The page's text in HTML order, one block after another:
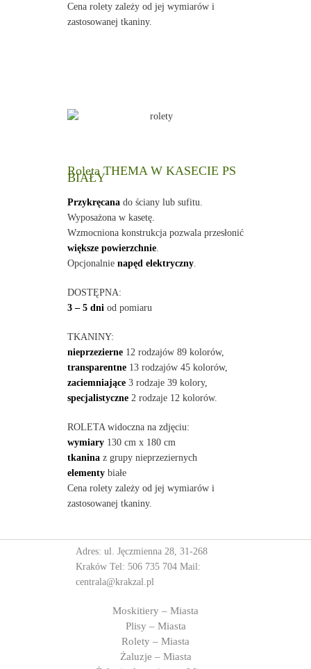
Cena rolety zależy od jej wymiarów i
zastosowanej tkaniny.
Roleta THEMA W KASECIE PS
BIAŁY
Przykręcanado ściany lub sufitu.
Wyposażona w kasetę.
Wzmocniona konstrukcja pozwala przesłonić
większe powierzchnie.
Opcjonalnie napęd elektryczny.
DOSTĘPNA:
3 – 5 dni od pomiaru
TKANINY:
nieprzezierne12 rodzajów 89 kolorów,
transparentne13 rodzajów 45 kolorów,
zaciemniające3 rodzaje 39 kolory,
specjalistyczne2 rodzaje 12 kolorów.
ROLETA widoczna na zdjęciu:
wymiary130 cm x 180 cm
tkaninaz grupy nieprzeziernych
elementybiałe
Cena rolety zależy od jej wymiarów i
zastosowanej tkaniny.
Adres: ul. Jęczmienna 28, 31-268
Kraków Tel: 506 735 704 Mail:
centrala@krakzal.pl
Moskitiery – Miasta
Plisy – Miasta
Rolety – Miasta
Żaluzje – Miasta